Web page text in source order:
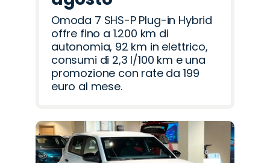
Omoda 7 SHS-P Plug-in Hybrid
offre fino a 1.200 km di
autonomia, 92 km in elettrico,
consumi di 2,3 l/100 km e una
promozione con rate da 199
euro al mese.